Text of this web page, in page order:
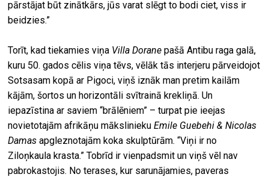
pārstājat būt zinātkārs, jūs varat slēgt to bodi ciet, viss ir
beidzies.”
Torīt, kad tiekamies viņa Villa Dorane pašā Antibu raga galā,
kuru 50. gados cēlis viņa tēvs, vēlāk tās interjeru pārveidojot
Sotsasam kopā ar Pigoci, viņš iznāk man pretim kailām
kājām, šortos un horizontāli svītrainā krekliņā. Un
iepazīstina ar saviem “brālēniem” – turpat pie ieejas
novietotajām afrikāņu māksliniekuEmile Guebehi & Nicolas
Damas apgleznotajām koka skulptūrām. “Viņi ir no
Ziloņkaula krasta.” Tobrīd ir vienpadsmit un viņš vēl nav
pabrokastojis. No terases, kur sarunājamies, paveras